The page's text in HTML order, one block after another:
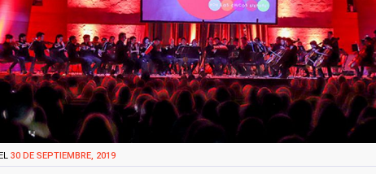
30 DE SEPTIEMBRE, 2019